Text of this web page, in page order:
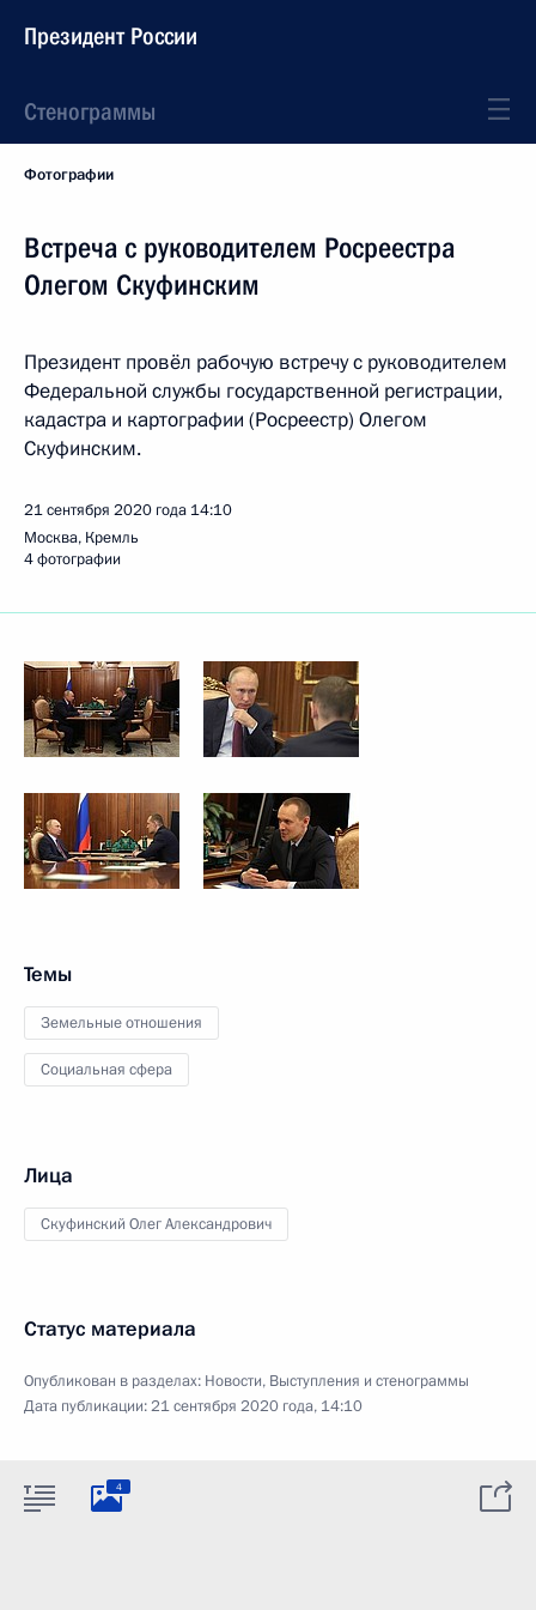
Президент России
Стенограммы
Фотографии
Встреча с руководителем Росреестра
Олегом Скуфинским
Президент провёл рабочую встречу с руководителем
Федеральной службы государственной регистрации,
кадастра и картографии (Росреестр) Олегом
Скуфинским.
21 сентября 2020 года 14:10
Москва, Кремль
4 фотографии
Темы
Земельные отношения
Социальная сфера
Лица
Скуфинский Олег Александрович
Статус материала
Опубликован в разделах: Новости, Выступления и стенограммы
Дата публикации:21 сентября 2020 года, 14:10
4